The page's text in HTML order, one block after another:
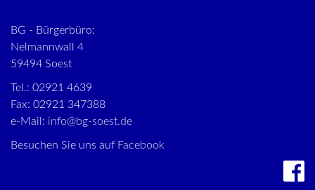
BG - Bürgerbüro:
Nelmannwall 4
59494 Soest
Tel.: 02921 4639
Fax: 02921 347388
e-Mail: info@bg-soest.de
Besuchen Sie uns auf Facebook